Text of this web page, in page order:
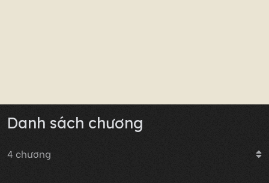
Danh sách chương
4 chương